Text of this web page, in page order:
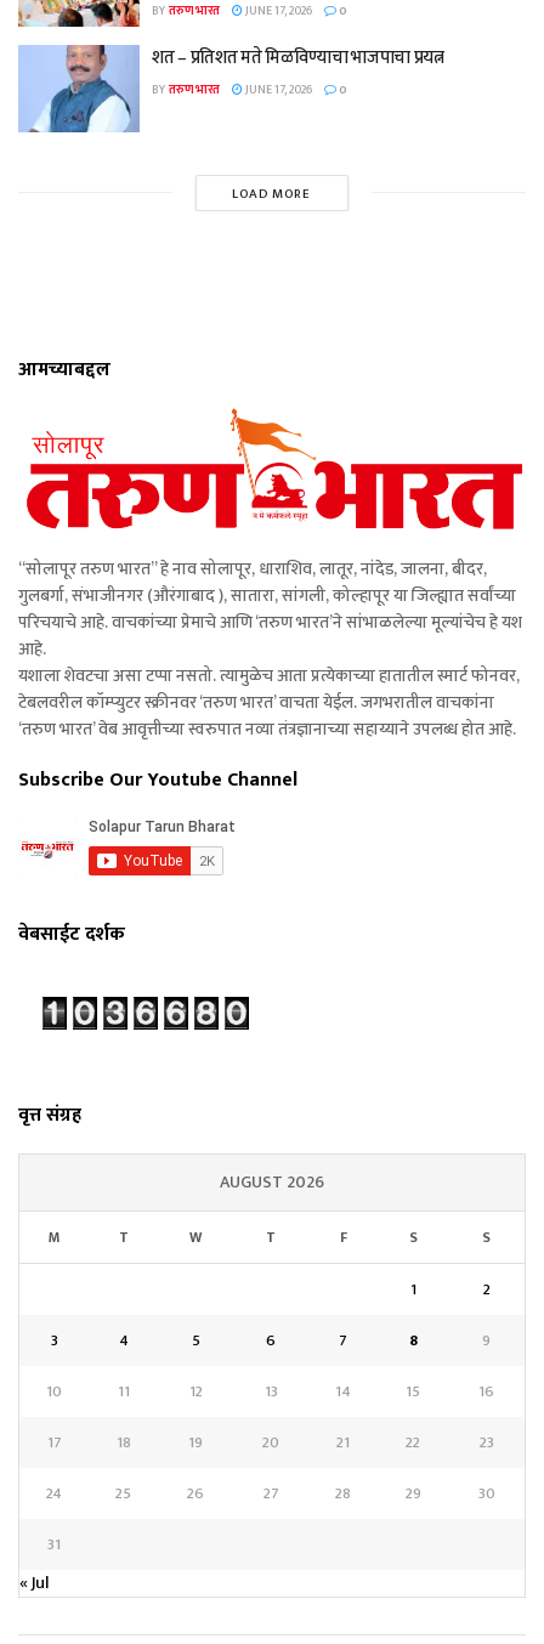
BYतरुण भारत JUNE 17, 2026 0
शत – प्रतिशत मते मिळविण्याचा भाजपाचा प्रयत्न
BYतरुण भारत JUNE 17, 2026 0
LOAD MORE
आमच्याबद्दल
“सोलापूर तरुण भारत” हे नाव सोलापूर, धाराशिव, लातूर, नांदेड, जालना, बीदर,
गुलबर्गा, संभाजीनगर (औरंगाबाद ), सातारा, सांगली, कोल्हापूर या जिल्ह्यात सर्वांच्या
परिचयाचे आहे. वाचकांच्या प्रेमाचे आणि ‘तरुण भारत’ने सांभाळलेल्या मूल्यांचेच हे यश
आहे.
यशाला शेवटचा असा टप्पा नसतो. त्यामुळेच आता प्रत्येकाच्या हातातील स्मार्ट फोनवर,
टेबलवरील कॉम्प्युटर स्क्रीनवर ‘तरुण भारत’ वाचता येईल. जगभरातील वाचकांना
‘तरुण भारत’ वेब आवृत्तीच्या स्वरुपात नव्या तंत्रज्ञानाच्या सहाय्याने उपलब्ध होत आहे.
Subscribe Our Youtube Channel
वेबसाईट दर्शक
वृत्त संग्रह
AUGUST 2026
M T W T F S S
1
2
3
4 5 6 7 8
9
10
11 12 13 14 15
16
17
18 19 20 21 22
23
24
25 26 27 28 29
30
31
« Jul